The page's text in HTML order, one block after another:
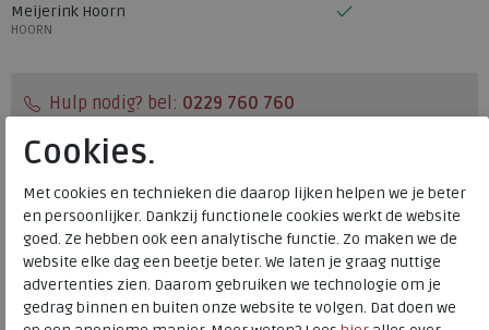
Meijerink Hoorn
HOORN
Hulp nodig? bel: 0229 760 760
Gratis verzending binnen Nederland*
Altijd retourneren, binnen 1 werkdag terugbetaald
Merk
Berkelmans
Fabrikantcode
242BELT298
Cookies.
Met cookies en technieken die daarop lijken helpen we je beter
en persoonlijker. Dankzij functionele cookies werkt de website
goed. Ze hebben ook een analytische functie. Zo maken we de
website elke dag een beetje beter. We laten je graag nuttige
advertenties zien. Daarom gebruiken we technologie om je
gedrag binnen en buiten onze website te volgen. Dat doen we